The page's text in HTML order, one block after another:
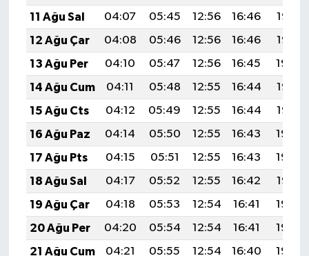
11 Ağu Sal
04:07 05:45 12:56 16:46
19:57
12 Ağu Çar
04:08 05:46 12:56 16:46
19:56
13 Ağu Per
04:10 05:47 12:56 16:45
19:54
14 Ağu Cum
04:11 05:48 12:55 16:44
19:53
15 Ağu Cts
04:12 05:49 12:55 16:44
19:52
16 Ağu Paz
04:14 05:50 12:55 16:43
19:50
17 Ağu Pts
04:15 05:51 12:55 16:43
19:49
18 Ağu Sal
04:17 05:52 12:55 16:42
19:47
19 Ağu Çar
04:18 05:53 12:54 16:41
19:46
20 Ağu Per
04:20 05:54 12:54 16:41
19:44
21 Ağu Cum
04:21 05:55 12:54 16:40
19:43